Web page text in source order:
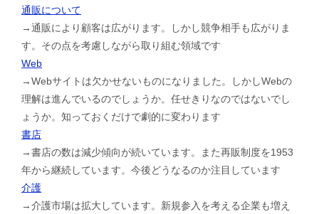
通販について
→通販により顧客は広がります。しかし競争相手も広がりま
す。その点を考慮しながら取り組む領域です
Web
→Webサイトは欠かせないものになりました。しかしWebの
理解は進んでいるのでしょうか。任せきりなのではないでし
ょうか。知っておくだけで劇的に変わります
書店
→書店の数は減少傾向が続いています。また再販制度を1953
年から継続しています。今後どうなるのか注目しています
介護
→介護市場は拡大しています。新規参入を考える企業も増え